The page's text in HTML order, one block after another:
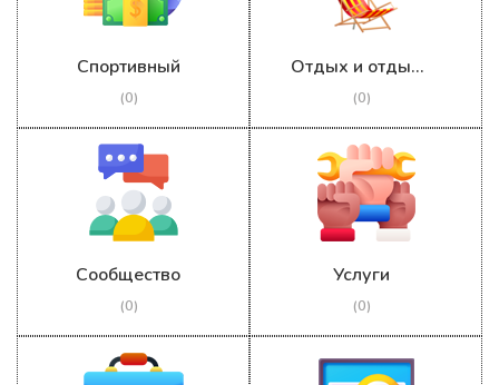
Спортивный
(0)
Отдых и отдых на природе
(0)
Сообщество
(0)
Услуги
(0)